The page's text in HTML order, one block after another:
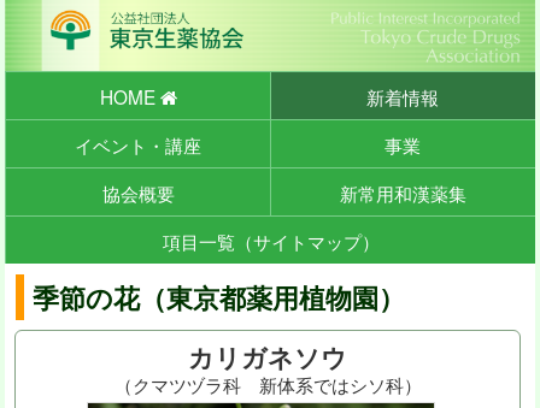
HOME
新着情報
イベント・講座
事業
協会概要
新常用和漢薬集
項目一覧（サイトマップ）
季節の花（東京都薬用植物園）
カリガネソウ
（クマツヅラ科 新体系ではシソ科）